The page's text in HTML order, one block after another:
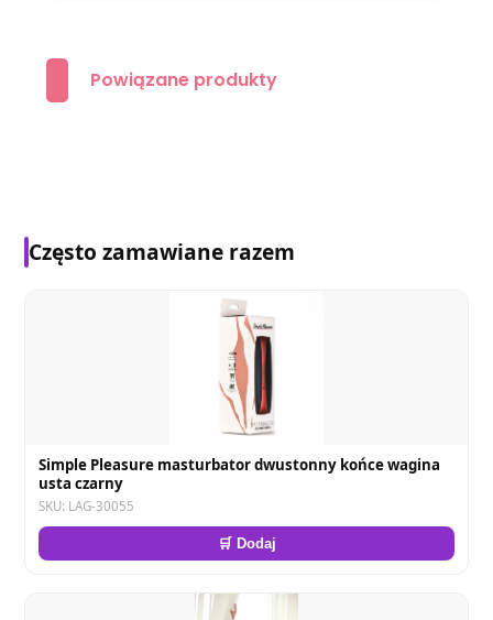
Powiązane produkty
Często zamawiane razem
Simple Pleasure masturbator dwustonny końce wagina
usta czarny
SKU: LAG-30055
🛒 Dodaj